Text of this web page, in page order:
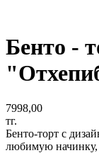
Бенто -
7998,00
тг.
Бенто-торт с
любимую начинку,